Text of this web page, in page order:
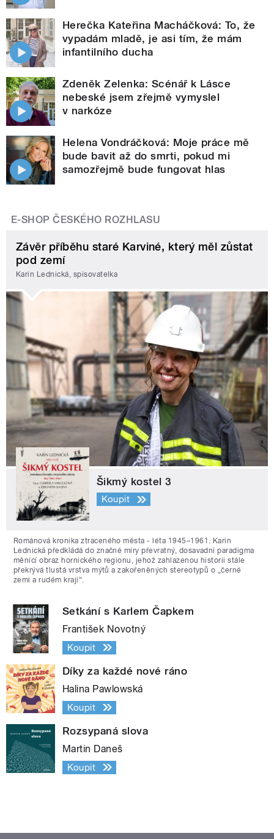
Herečka Kateřina Macháčková: To, že
vypadám mladě, je asi tím, že mám
infantilního ducha
Zdeněk Zelenka: Scénář k Lásce
nebeské jsem zřejmě vymyslel
v narkóze
Helena Vondráčková: Moje práce mě
bude bavit až do smrti, pokud mi
samozřejmě bude fungovat hlas
E-SHOP ČESKÉHO ROZHLASU
Závěr příběhu staré Karviné, který měl zůstat
pod zemí
Karin Lednická, spisovatelka
Šikmý kostel 3
Koupit
Románová kronika ztraceného města - léta 1945–1961. Karin
Lednická předkládá do značné míry převratný, dosavadní paradigma
měnící obraz hornického regionu, jehož zahlazenou historii stále
překrývá tlustá vrstva mýtů a zakořeněných stereotypů o „černé
zemi a rudém kraji“.
Setkání s Karlem Čapkem
František Novotný
Koupit
Díky za každé nové ráno
Halina Pawlowská
Koupit
Rozsypaná slova
Martin Daneš
Koupit